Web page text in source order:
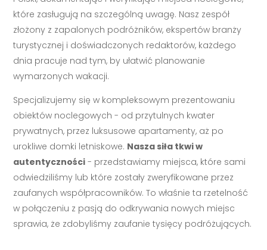
które zasługują na szczególną uwagę. Nasz zespół
złożony z zapalonych podróżników, ekspertów branży
turystycznej i doświadczonych redaktorów, każdego
dnia pracuje nad tym, by ułatwić planowanie
wymarzonych wakacji.
Specjalizujemy się w kompleksowym prezentowaniu
obiektów noclegowych - od przytulnych kwater
prywatnych, przez luksusowe apartamenty, aż po
urokliwe domki letniskowe. Nasza siła tkwi w
autentyczności - przedstawiamy miejsca, które sami
odwiedziliśmy lub które zostały zweryfikowane przez
zaufanych współpracowników. To właśnie ta rzetelność
w połączeniu z pasją do odkrywania nowych miejsc
sprawia, że zdobyliśmy zaufanie tysięcy podróżujących.